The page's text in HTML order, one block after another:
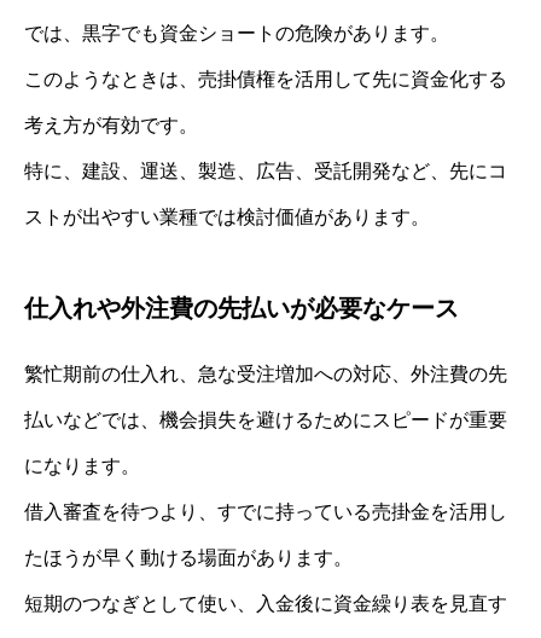
では、黒字でも資金ショートの危険があります。
このようなときは、売掛債権を活用して先に資金化する
考え方が有効です。
特に、建設、運送、製造、広告、受託開発など、先にコ
ストが出やすい業種では検討価値があります。
仕入れや外注費の先払いが必要なケース
繁忙期前の仕入れ、急な受注増加への対応、外注費の先
払いなどでは、機会損失を避けるためにスピードが重要
になります。
借入審査を待つより、すでに持っている売掛金を活用し
たほうが早く動ける場面があります。
短期のつなぎとして使い、入金後に資金繰り表を見直す